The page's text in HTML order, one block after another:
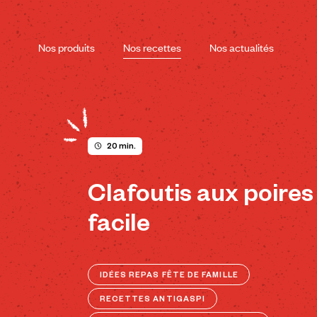
Skip
content
Nos produits Nos recettes Nos actualités
20 min.
Clafoutis aux poires
facile
IDÉES REPAS FÊTE DE FAMILLE
RECETTES ANTIGASPI